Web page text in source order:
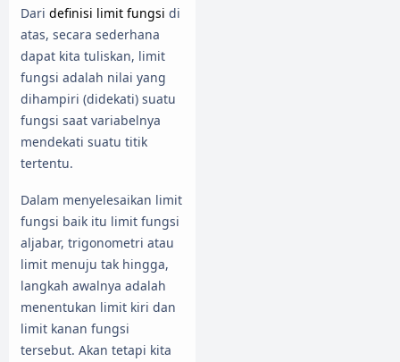
Dari definisi limit fungsi di
atas, secara sederhana
dapat kita tuliskan, limit
fungsi adalah nilai yang
dihampiri (didekati) suatu
fungsi saat variabelnya
mendekati suatu titik
tertentu.
Dalam menyelesaikan limit
fungsi baik itu limit fungsi
aljabar, trigonometri atau
limit menuju tak hingga,
langkah awalnya adalah
menentukan limit kiri dan
limit kanan fungsi
tersebut. Akan tetapi kita